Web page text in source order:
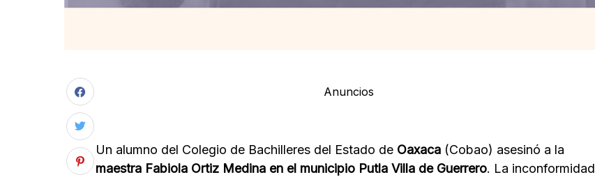
Anuncios
Un alumno del Colegio de Bachilleres del Estado de Oaxaca (Cobao) asesinó a la
maestra Fabiola Ortiz Medina en el municipio Putla Villa de Guerrero. La inconformidad